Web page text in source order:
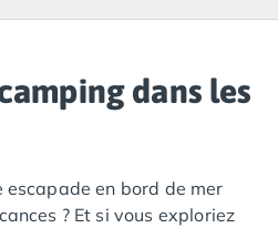
dans les
escapade en bord de mer
? Et si vous exploriez